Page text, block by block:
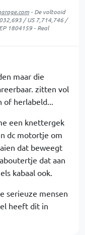
- De voltooid
/ US 7,714,746 /
1804159 - Real
maar die
zitten vol
of herlabeld...
een knettergek
dc motortje om
dat beweegt
dat aan
kabaal ook.
serieuze mensen
heeft dit in